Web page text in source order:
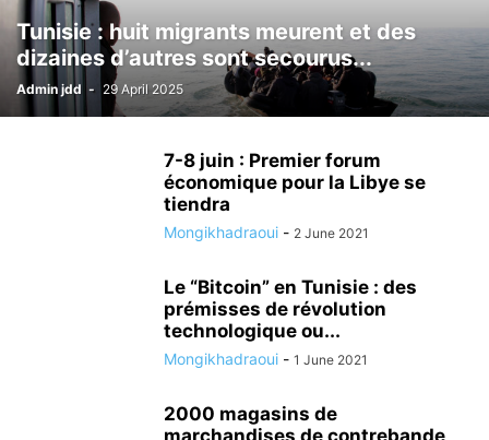
Tunisie : huit migrants meurent et des
dizaines d’autres sont secourus...
Admin jdd - 29 April 2025
7-8 juin : Premier forum
économique pour la Libye se
tiendra
Mongikhadraoui - 2 June 2021
Le “Bitcoin” en Tunisie : des
prémisses de révolution
technologique ou...
Mongikhadraoui - 1 June 2021
2000 magasins de
marchandises de contrebande